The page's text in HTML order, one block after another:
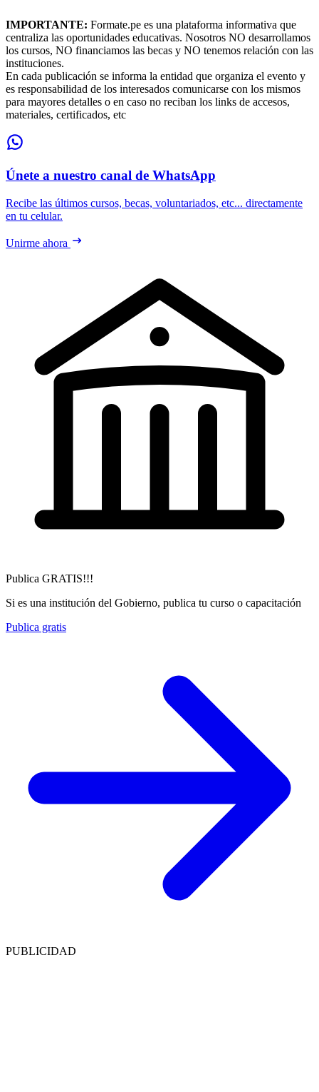
IMPORTANTE: Formate.pe es una plataforma informativa que
centraliza las oportunidades educativas. Nosotros NO desarrollamos
los cursos, NO financiamos las becas y NO tenemos relación con las
instituciones.
En cada publicación se informa la entidad que organiza el evento y
es responsabilidad de los interesados comunicarse con los mismos
para mayores detalles o en caso no reciban los links de accesos,
materiales, certificados, etc
Únete a nuestro canal de WhatsApp
Recibe las últimos cursos, becas, voluntariados, etc... directamente
en tu celular.
Unirme ahora
Publica GRATIS!!!
Si es una institución del Gobierno, publica tu curso o capacitación
Publica gratis
PUBLICIDAD